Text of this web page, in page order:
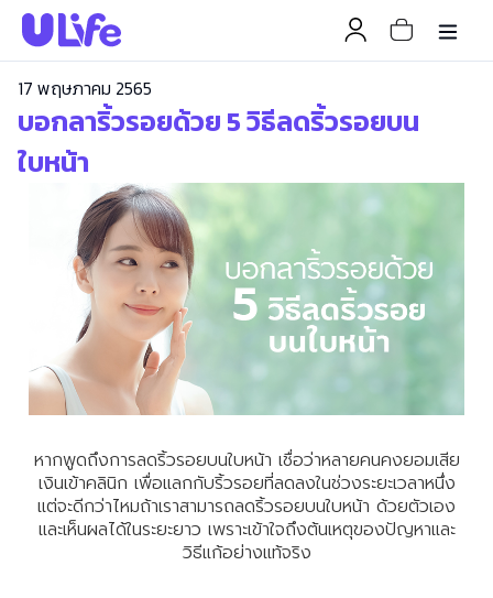
17 พฤษภาคม 2565
บอกลาริ้วรอยด้วย 5 วิธีลดริ้วรอยบน
ใบหน้า
หากพูดถึงการลดริ้วรอยบนใบหน้า เชื่อว่าหลายคนคงยอมเสีย
เงินเข้าคลินิก เพื่อแลกกับริ้วรอยที่ลดลงในช่วงระยะเวลาหนึ่ง
แต่จะดีกว่าไหมถ้าเราสามารถลดริ้วรอยบนใบหน้า ด้วยตัวเอง
และเห็นผลได้ในระยะยาว เพราะเข้าใจถึงต้นเหตุของปัญหาและ
วิธีแก้อย่างแท้จริง